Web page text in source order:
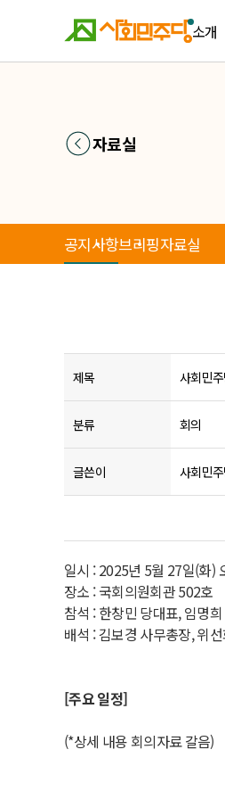
소개
자료실
공지사항브리핑자료실
제목 사회민
분류 회의
글쓴이 사회민
일시 : 2025년 5월 27일(화)
장소 : 국회의원회관 502호
참석 : 한창민 당대표, 임명
배석 : 김보경 사무총장, 위
[주요 일정]
(*상세 내용 회의자료 갈음)